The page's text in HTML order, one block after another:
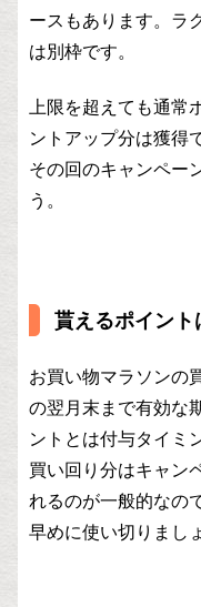
ースもあります。ラ
は別枠です。
上限を超えても通常
ントアップ分は獲得
その回のキャンペー
う。
貰えるポイント
お買い物マラソンの
の翌月末まで有効な
ントとは付与タイミ
買い回り分はキャン
れるのが一般的なの
早めに使い切りまし